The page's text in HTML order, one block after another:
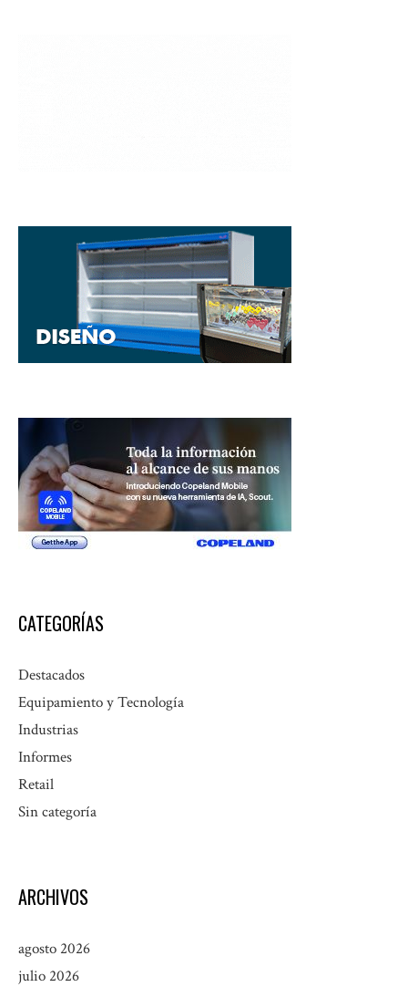
CATEGORÍAS
Destacados
Equipamiento y Tecnología
Industrias
Informes
Retail
Sin categoría
ARCHIVOS
agosto 2026
julio 2026